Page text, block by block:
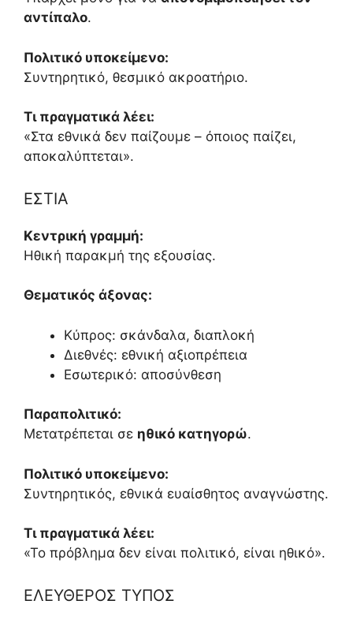
αντίπαλο.
Πολιτικό υποκείμενο:
Συντηρητικό, θεσμικό ακροατήριο.
Τι πραγματικά λέει:
«Στα εθνικά δεν παίζουμε – όποιος παίζει,
αποκαλύπτεται».
ΕΣΤΙΑ
Κεντρική γραμμή:
Ηθική παρακμή της εξουσίας.
Θεματικός άξονας:
Κύπρος: σκάνδαλα, διαπλοκή
Διεθνές: εθνική αξιοπρέπεια
Εσωτερικό: αποσύνθεση
Παραπολιτικό:
Μετατρέπεται σε ηθικό κατηγορώ.
Πολιτικό υποκείμενο:
Συντηρητικός, εθνικά ευαίσθητος αναγνώστης.
Τι πραγματικά λέει:
«Το πρόβλημα δεν είναι πολιτικό, είναι ηθικό».
ΕΛΕΥΘΕΡΟΣ ΤΥΠΟΣ